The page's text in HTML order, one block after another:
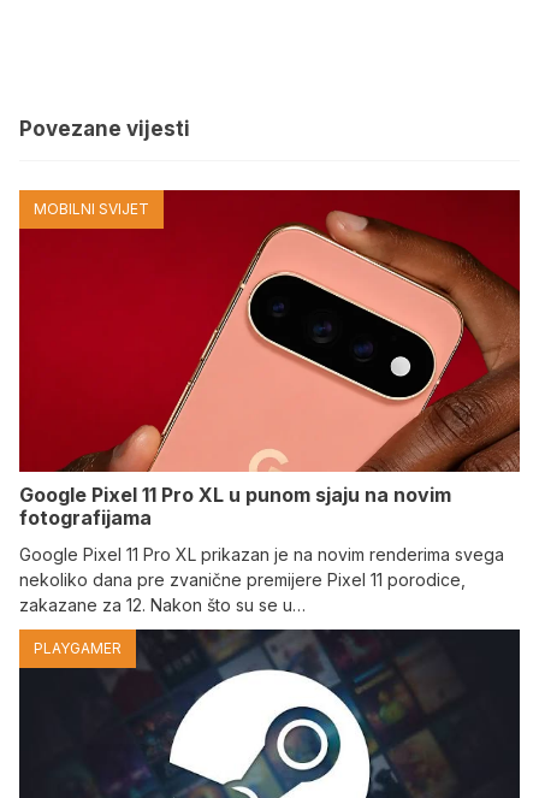
Povezane vijesti
MOBILNI SVIJET
Google Pixel 11 Pro XL u punom sjaju na novim
fotografijama
Google Pixel 11 Pro XL prikazan je na novim renderima svega
nekoliko dana pre zvanične premijere Pixel 11 porodice,
zakazane za 12. Nakon što su se u…
PLAYGAMER